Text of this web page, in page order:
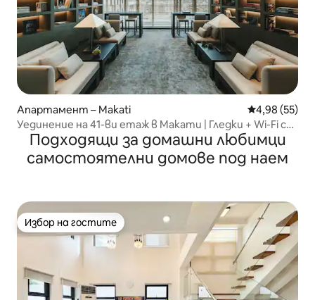
Апартамент – Makati Средна
4,98 (55)
Уединение на 41-ви етаж в Макати | Гледки + Wi-Fi с
800 Mbps
Подходящи за домашни любимци
самостоятелни домове под наем
Избор на гостите
Избор на гостите